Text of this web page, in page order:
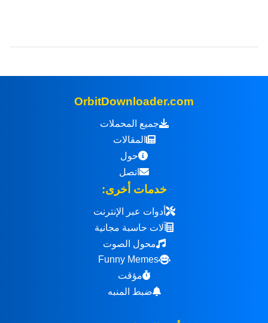
OrbitDownloader.com
جميع المحملات
المقالات
حول
اتصل
خدمات أخرى:
أدوات عبر الإنترنت
آلات حاسبة مجانية
محول الصوت
Funny Memes
مؤقت
ضبط المنبه